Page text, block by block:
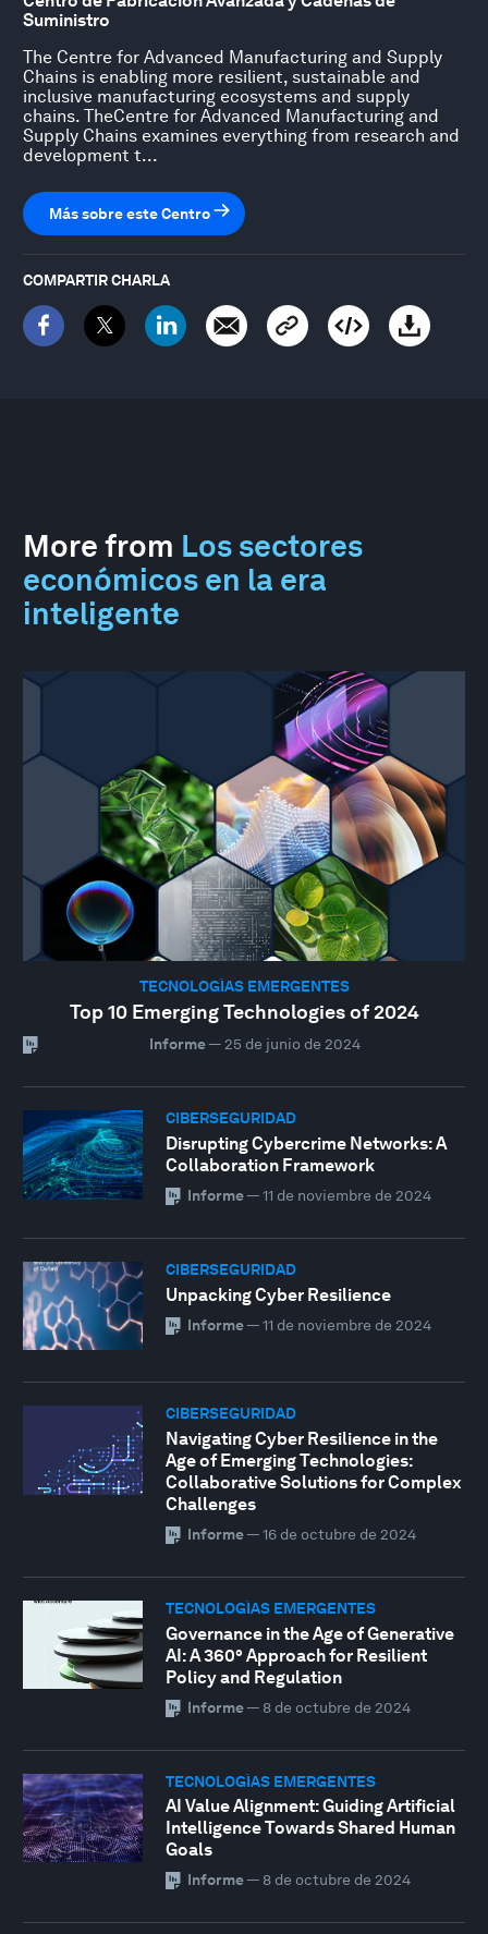
Suministro
The Centre for Advanced Manufacturing and Supply
Chains is enabling more resilient, sustainable and
inclusive manufacturing ecosystems and supply
chains. TheCentre for Advanced Manufacturing and
Supply Chains examines everything from research and
development t...
Más sobre este Centro
COMPARTIR CHARLA
More from Los sectores
económicos en la era
inteligente
TECNOLOGÍAS EMERGENTES
Top 10 Emerging Technologies of 2024
Informe—25 de junio de 2024
CIBERSEGURIDAD
Disrupting Cybercrime Networks: A
Collaboration Framework
Informe— 11 de noviembre de 2024
CIBERSEGURIDAD
Unpacking Cyber Resilience
Informe— 11 de noviembre de 2024
CIBERSEGURIDAD
Navigating Cyber Resilience in the
Age of Emerging Technologies:
Collaborative Solutions for Complex
Challenges
Informe— 16 de octubre de 2024
TECNOLOGÍAS EMERGENTES
Governance in the Age of Generative
AI: A 360° Approach for Resilient
Policy and Regulation
Informe— 8 de octubre de 2024
TECNOLOGÍAS EMERGENTES
AI Value Alignment: Guiding Artificial
Intelligence Towards Shared Human
Goals
Informe— 8 de octubre de 2024